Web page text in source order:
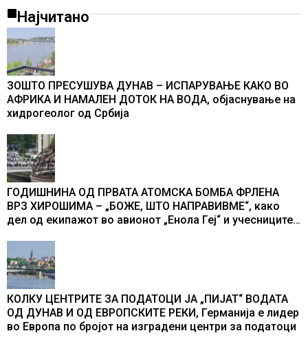
Најчитано
ЗОШТО ПРЕСУШУВА ДУНАВ – ИСПАРУВАЊЕ КАКО ВО
АФРИКА И НАМАЛЕН ДОТОК НА ВОДА, објаснување на
хидрогеолог од Србија
ГОДИШНИНА ОД ПРВАТА АТОМСКА БОМБА ФРЛЕНА
ВРЗ ХИРОШИМА – „БОЖЕ, ШТО НАПРАВИВМЕ“, како
дел од екипажот во авионот „Енола Геј“ и учесниците
промени текот на историјата
КОЛКУ ЦЕНТРИТЕ ЗА ПОДАТОЦИ ЈА „ПИЈАТ“ ВОДАТА
ОД ДУНАВ И ОД ЕВРОПСКИТЕ РЕКИ, Германија е лидер
во Европа по бројот на изградени центри за податоци